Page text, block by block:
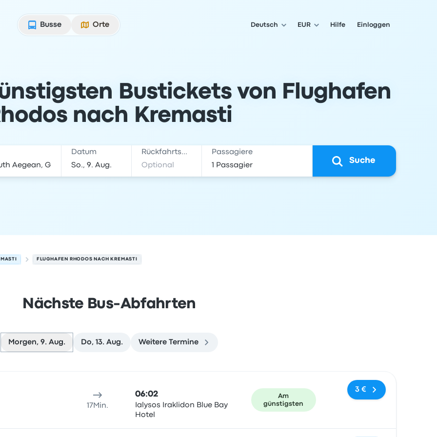
Busse
Orte Deutsch EUR Hilfe Einloggen
Bustickets von Flughafen
nach Kremasti
Datum Rückfahrtsdatum Passagiere
Suche
FLUGHAFEN RHODOS NACH KREMASTI
Nächste Bus-Abfahrten
Morgen, 9. Aug. Do, 13. Aug. Weitere Termine
17Min.
06:02
Ialysos Iraklidon Blue Bay
Hotel
Am
günstigsten
3 €